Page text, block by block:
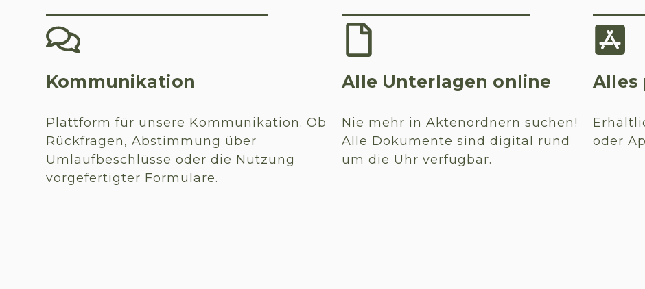
Kommunikation
Plattform für unsere Kommunikation. Ob
Rückfragen, Abstimmung über
Umlaufbeschlüsse oder die Nutzung
vorgefertigter Formulare.
Alle Unterlagen online
Nie mehr in Aktenordnern suchen!
Alle Dokumente sind digital rund
um die Uhr verfügbar.
Alles
oder